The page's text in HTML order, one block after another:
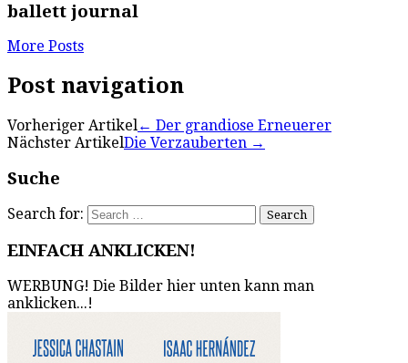
ballett journal
More Posts
Post navigation
Vorheriger Artikel← Der grandiose Erneuerer
Nächster ArtikelDie Verzauberten →
Suche
Search for:
EINFACH ANKLICKEN!
WERBUNG! Die Bilder hier unten kann man
anklicken...!